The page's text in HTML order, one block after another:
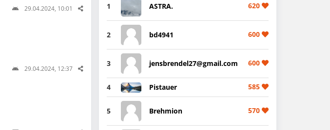
29.04.2024, 10:01
29.04.2024, 12:37
1 ASTRA. 620
2 bd4941 600
3 jensbrendel27@gmail.com 600
4 Pistauer 585
5 Brehmion 570